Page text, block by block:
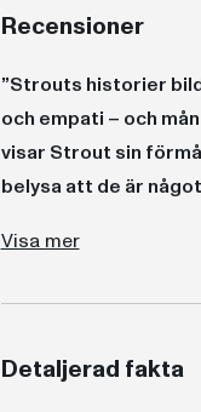
Recensioner
”Strouts historier
och empati – och
visar Strout sin
belysa att de är
Visa mer
Detaljerad fakta